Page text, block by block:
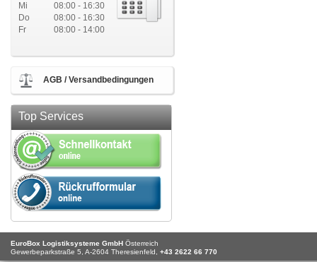
Mi
08:00 - 16:30
Do
08:00 - 16:30
Fr
08:00 - 14:00
AGB / Versandbedingungen
Top Services
EuroBox Logistiksysteme GmbH Österreich
Gewerbeparkstraße 5, A-2604 Theresienfeld, +43 2622 66 770